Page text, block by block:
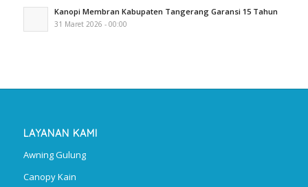
Kanopi Membran Kabupaten Tangerang Garansi 15 Tahun
31 Maret 2026 - 00:00
LAYANAN KAMI
Awning Gulung
Canopy Kain